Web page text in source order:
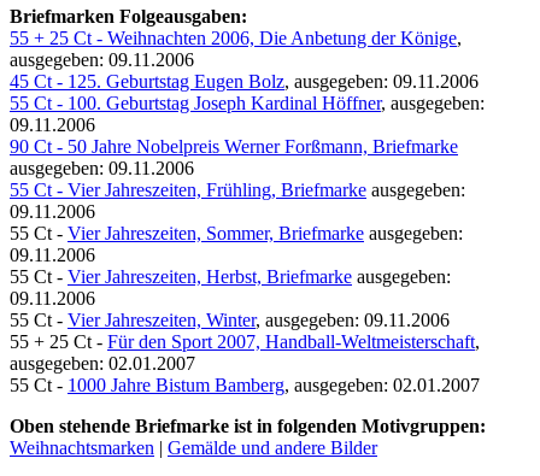
Briefmarken Folgeausgaben:
55 + 25 Ct - Weihnachten 2006, Die Anbetung der Könige,
ausgegeben: 09.11.2006
45 Ct - 125. Geburtstag Eugen Bolz, ausgegeben: 09.11.2006
55 Ct - 100. Geburtstag Joseph Kardinal Höffner, ausgegeben:
09.11.2006
90 Ct - 50 Jahre Nobelpreis Werner Forßmann, Briefmarke
ausgegeben: 09.11.2006
55 Ct - Vier Jahreszeiten, Frühling, Briefmarke ausgegeben:
09.11.2006
55 Ct - Vier Jahreszeiten, Sommer, Briefmarke ausgegeben:
09.11.2006
55 Ct - Vier Jahreszeiten, Herbst, Briefmarke ausgegeben:
09.11.2006
55 Ct - Vier Jahreszeiten, Winter, ausgegeben: 09.11.2006
55 + 25 Ct - Für den Sport 2007, Handball-Weltmeisterschaft,
ausgegeben: 02.01.2007
55 Ct - 1000 Jahre Bistum Bamberg, ausgegeben: 02.01.2007
Oben stehende Briefmarke ist in folgenden Motivgruppen:
Weihnachtsmarken | Gemälde und andere Bilder